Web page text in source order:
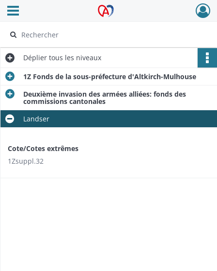
Archives Alsace - Colmar
Ouvrir le menu déroulant
Déplier tous les niveaux
1Z Fonds de la sous-préfecture d'Altkirch-Mulhouse
Deuxième invasion des armées alliées: fonds des
commissions cantonales
Landser
Cote/Cotes extrêmes
1Zsuppl.32